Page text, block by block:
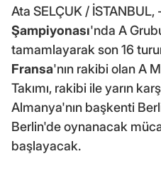
Ata SELÇUK / İSTANBUL,
Şampiyonası'nda A
tamamlayarak son 16
Fransa'nın rakibi olan A
Takımı, rakibi ile yarın
Almanya'nın başkenti
Berlin'de oynanacak
başlayacak.